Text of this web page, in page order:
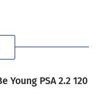
Young PSA 2.2 120